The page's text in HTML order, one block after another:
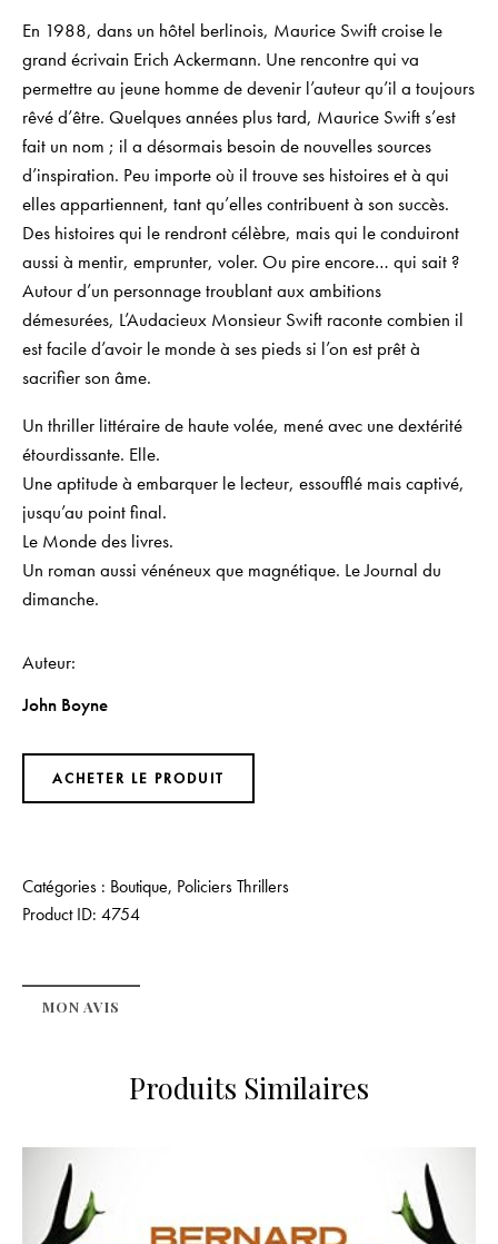
En 1988, dans un hôtel berlinois, Maurice Swift croise le
grand écrivain Erich Ackermann. Une rencontre qui va
permettre au jeune homme de devenir l’auteur qu’il a toujours
rêvé d’être. Quelques années plus tard, Maurice Swift s’est
fait un nom ; il a désormais besoin de nouvelles sources
d’inspiration. Peu importe où il trouve ses histoires et à qui
elles appartiennent, tant qu’elles contribuent à son succès.
Des histoires qui le rendront célèbre, mais qui le conduiront
aussi à mentir, emprunter, voler. Ou pire encore… qui sait ?
Autour d’un personnage troublant aux ambitions
démesurées, L’Audacieux Monsieur Swift raconte combien il
est facile d’avoir le monde à ses pieds si l’on est prêt à
sacrifier son âme.
Un thriller littéraire de haute volée, mené avec une dextérité
étourdissante. Elle.
Une aptitude à embarquer le lecteur, essoufflé mais captivé,
jusqu’au point final.
Le Monde des livres.
Un roman aussi vénéneux que magnétique. Le Journal du
dimanche.
Auteur
John Boyne
ACHETER LE PRODUIT
Catégories : Boutique, Policiers Thrillers
Product ID: 4754
MON AVIS
Produits Similaires